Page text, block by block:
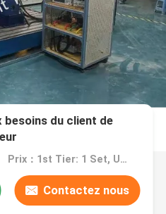
besoins du client de
Prix：1st Tier: 1 Set, Unit Price USD 3.00 2nd Tier: 2-5 Sets, Unit Price USD 2.00 3rd Tier: Over 5 Sets, Unit Price USD 1.00
Contactez nous